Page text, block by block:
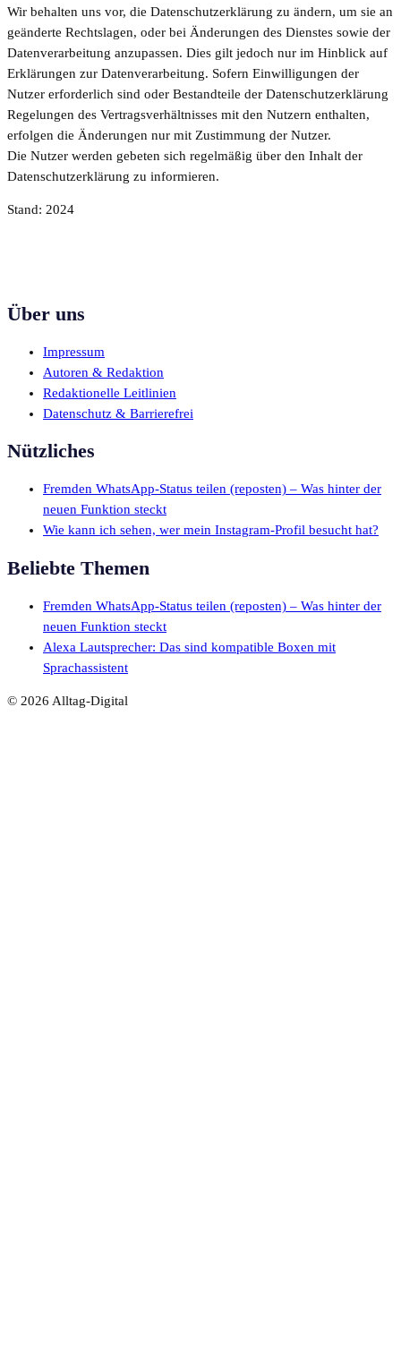
Wir behalten uns vor, die Datenschutzerklärung zu ändern, um sie an
geänderte Rechtslagen, oder bei Änderungen des Dienstes sowie der
Datenverarbeitung anzupassen. Dies gilt jedoch nur im Hinblick auf
Erklärungen zur Datenverarbeitung. Sofern Einwilligungen der
Nutzer erforderlich sind oder Bestandteile der Datenschutzerklärung
Regelungen des Vertragsverhältnisses mit den Nutzern enthalten,
erfolgen die Änderungen nur mit Zustimmung der Nutzer.
Die Nutzer werden gebeten sich regelmäßig über den Inhalt der
Datenschutzerklärung zu informieren.
Stand: 2024
Über uns
Impressum
Autoren & Redaktion
Redaktionelle Leitlinien
Datenschutz & Barrierefrei
Nützliches
Fremden WhatsApp-Status teilen (reposten) – Was hinter der
neuen Funktion steckt
Wie kann ich sehen, wer mein Instagram-Profil besucht hat?
Beliebte Themen
Fremden WhatsApp-Status teilen (reposten) – Was hinter der
neuen Funktion steckt
Alexa Lautsprecher: Das sind kompatible Boxen mit
Sprachassistent
© 2026 Alltag-Digital